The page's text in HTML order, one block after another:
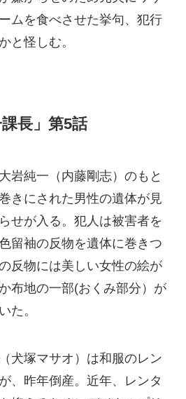
ムを食べさせた挙句、犯行
と怪しむ。
課長」第5話
岩純一（内藤剛志）のもと
きにされた男性の遺体が見
せが入る。犯人は被害者を
留袖の反物を遺体に巻きつ
反物には美しい女性の絵が
布地の一部(おくみ部分）が
た。
犬塚マサオ）は和服のレン
、昨年倒産。近年、レンタ